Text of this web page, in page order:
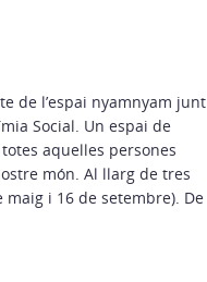
de l’espai nyamnyam junt
Social. Un espai de
aquelles persones
món. Al llarg de tres
maig i 16 de setembre). De